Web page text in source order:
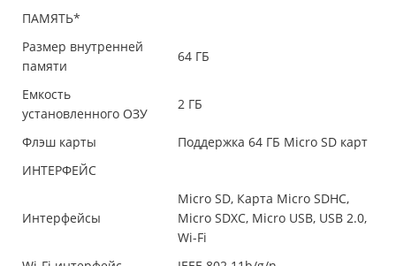
ПАМЯТЬ*
Размер внутренней
памяти
64 ГБ
Емкость
установленного ОЗУ
2 ГБ
Флэш карты
Поддержка 64 ГБ Micro SD карт
ИНТЕРФЕЙС
Интерфейсы
Micro SD, Карта Micro SDHC,
Micro SDXC, Micro USB, USB 2.0,
Wi-Fi